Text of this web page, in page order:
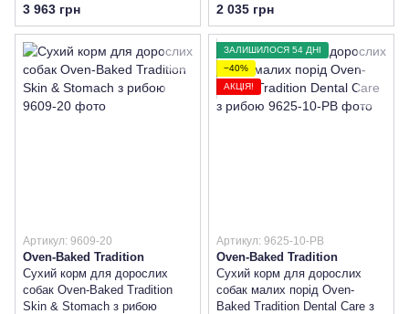
3 963 грн 2 035 грн
Артикул: 9609-20
Oven-Baked Tradition
Сухий корм для дорослих
собак Oven-Baked Tradition
Skin & Stomach з рибою
ЗАЛИШИЛОСЯ 54 ДНІ
−40%
АКЦІЯ!
Артикул: 9625-10-PB
Oven-Baked Tradition
Сухий корм для дорослих
собак малих порід Oven-
Baked Tradition Dental Сare з